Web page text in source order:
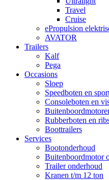
Travel
Cruise
ePropulsion
AVATOR
Trailers
Kalf
Pega
Occasions
Sloep
Speedboten en
Consoleboten en
Rubberboten en
Boottrailers
Services
Bootonderhoud
Buitenboordmotor
Trailer onderhoud
Kranen t/m 12 ton